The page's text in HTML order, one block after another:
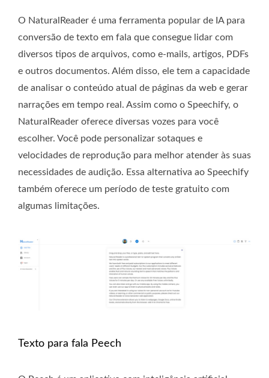
O NaturalReader é uma ferramenta popular de IA para
conversão de texto em fala que consegue lidar com
diversos tipos de arquivos, como e-mails, artigos, PDFs
e outros documentos. Além disso, ele tem a capacidade
de analisar o conteúdo atual de páginas da web e gerar
narrações em tempo real. Assim como o Speechify, o
NaturalReader oferece diversas vozes para você
escolher. Você pode personalizar sotaques e
velocidades de reprodução para melhor atender às suas
necessidades de audição. Essa alternativa ao Speechify
também oferece um período de teste gratuito com
algumas limitações.
Texto para fala Peech